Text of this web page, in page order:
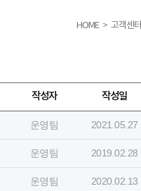
HOME > 고객센터
작성자 작성일
운영팀 2021.05.27
운영팀 2019.02.28
운영팀 2020.02.13